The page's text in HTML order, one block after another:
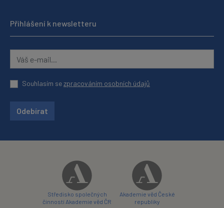
Přihlášení k newsletteru
Souhlasím sezpracováním osobních údajů
Odebírat
Středisko společných
činností Akademie věd ČR
Akademie věd České
republiky